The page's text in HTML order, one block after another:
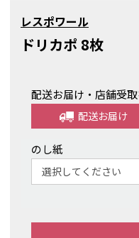
レスポワール
ドリカポ 8枚
配送お届け・店舗受
配送お届け
のし紙